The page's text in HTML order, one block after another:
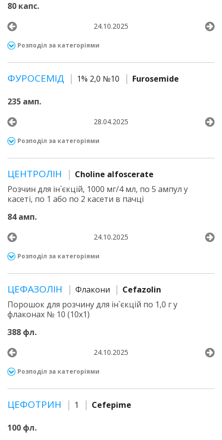
80 капс.
24.10.2025
Розподіл за категоріями
ФУРОСЕМІД 1% 2,0 №10 Furosemide
235 амп.
28.04.2025
Розподіл за категоріями
ЦЕНТРОЛІН
Choline alfoscerate
Розчин для ін`єкцій, 1000 мг/4 мл, по 5 ампул у
касеті, по 1 або по 2 касети в пачці
84 амп.
24.10.2025
Розподіл за категоріями
ЦЕФАЗОЛІН Флакони
Cefazolin
Порошок для розчину для ін`єкцій по 1,0 г у
флаконах № 10 (10х1)
388 фл.
24.10.2025
Розподіл за категоріями
ЦЕФОТРИН 1 Cefepime
100 фл.